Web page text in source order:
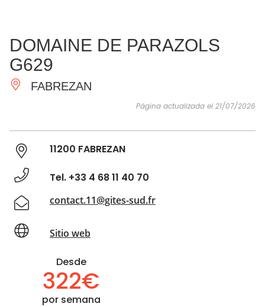
IMPRESCINDIBLES
HACER
INSPIRACIONES
DOMAINE DE PARAZOLS
G629
FABREZAN
Página actualizada el 21/07/2026
11200 FABREZAN
Tel. +33 4 68 11 40 70
contact.11@gites-sud.fr
Sitio web
Desde
322€
por semana